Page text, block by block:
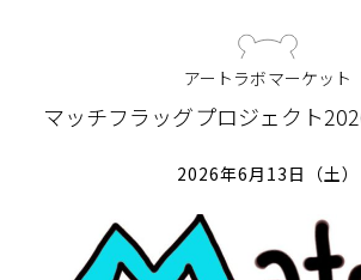
アートラボマーケット
マッチフラッグプロジェクト
2026年6月13日（土）